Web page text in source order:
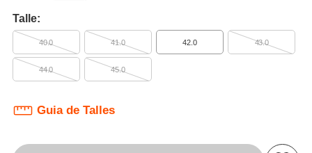
Talle:
40.0 41.0 42.0 43.0
44.0 45.0
Guia de Talles